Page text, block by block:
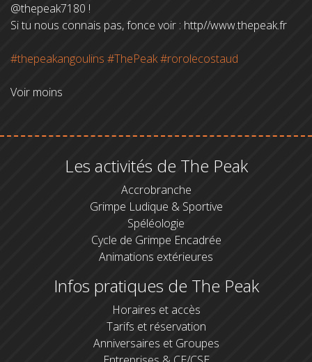
‪@thepeak7180‬ !
Si tu nous connais pas, fonce voir : http//www.thepeak.fr
#thepeakangoulins #ThePeak#rorolecostaud
Voir moins
Les activités de The Peak
Accrobranche
Grimpe Ludique & Sportive
Spéléologie
Cycle de Grimpe Encadrée
Animations extérieures
Infos pratiques de The Peak
Horaires et accès
Tarifs et réservation
Anniversaires et Groupes